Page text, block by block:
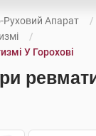
Руховий Апарат
У Горохові